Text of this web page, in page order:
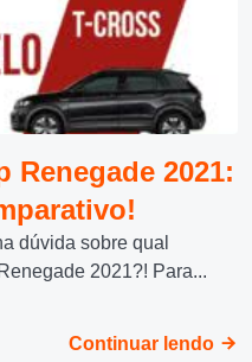
Renegade 2021:
dúvida sobre qual
2021?! Para...
Continuar lendo